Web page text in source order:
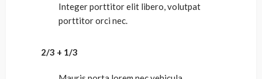
Integer porttitor elit libero, volutpat
porttitor orci nec.
2/3 + 1/3